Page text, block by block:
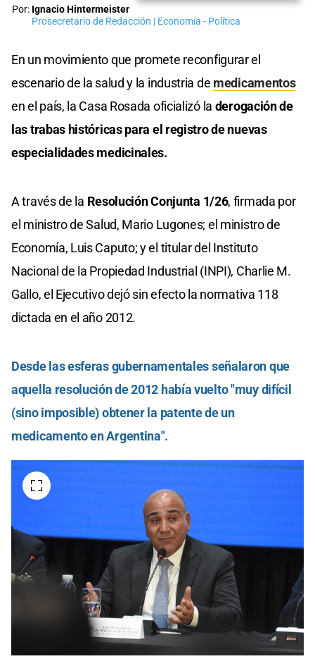
Por: Ignacio Hintermeister
Prosecretario de Redacción | Economía - Política
En un movimiento que promete reconfigurar el
escenario de la salud y la industria de medicamentos
en el país, la Casa Rosada oficializó la derogación de
las trabas históricas para el registro de nuevas
especialidades medicinales.
A través de la Resolución Conjunta 1/26, firmada por
el ministro de Salud, Mario Lugones; el ministro de
Economía, Luis Caputo; y el titular del Instituto
Nacional de la Propiedad Industrial (INPI), Charlie M.
Gallo, el Ejecutivo dejó sin efecto la normativa 118
dictada en el año 2012.
Desde las esferas gubernamentales señalaron que
aquella resolución de 2012 había vuelto "muy difícil
(sino imposible) obtener la patente de un
medicamento en Argentina".